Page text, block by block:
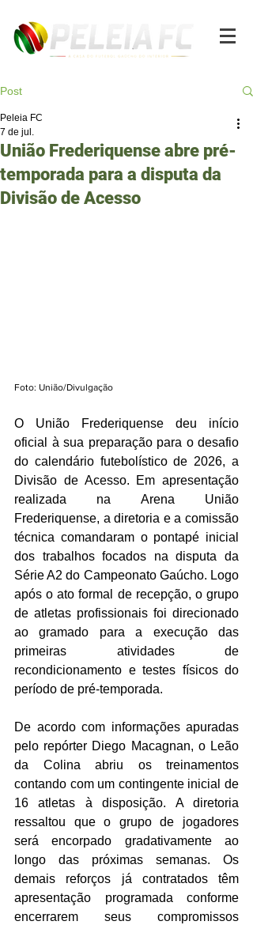
Post
União Frederiquense abre pré-
temporada para a disputa da
Divisão de Acesso
Peleia FC
7 de jul.
Foto: União/Divulgação
O União Frederiquense deu início
oficial à sua preparação para o desafio
do calendário futebolístico de 2026, a
Divisão de Acesso. Em apresentação
realizada na Arena União
Frederiquense, a diretoria e a comissão
técnica comandaram o pontapé inicial
dos trabalhos focados na disputa da
Série A2 do Campeonato Gaúcho. Logo
após o ato formal de recepção, o grupo
de atletas profissionais foi direcionado
ao gramado para a execução das
primeiras atividades de
recondicionamento e testes físicos do
período de pré-temporada.
De acordo com informações apuradas
pelo repórter Diego Macagnan, o Leão
da Colina abriu os treinamentos
contando com um contingente inicial de
16 atletas à disposição. A diretoria
ressaltou que o grupo de jogadores
será encorpado gradativamente ao
longo das próximas semanas. Os
demais reforços já contratados têm
apresentação programada conforme
encerrarem seus compromissos